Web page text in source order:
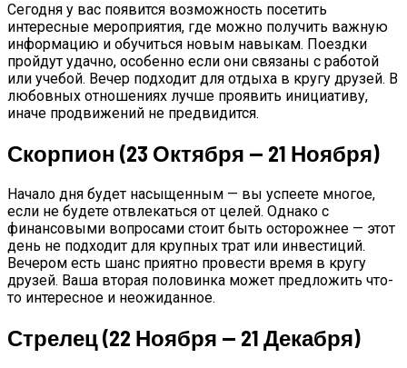
Сегодня у вас появится возможность посетить
интересные мероприятия, где можно получить важную
информацию и обучиться новым навыкам. Поездки
пройдут удачно, особенно если они связаны с работой
или учебой. Вечер подходит для отдыха в кругу друзей. В
любовных отношениях лучше проявить инициативу,
иначе продвижений не предвидится.
Скорпион (23 Октября — 21 Ноября)
Начало дня будет насыщенным — вы успеете многое,
если не будете отвлекаться от целей. Однако с
финансовыми вопросами стоит быть осторожнее — этот
день не подходит для крупных трат или инвестиций.
Вечером есть шанс приятно провести время в кругу
друзей. Ваша вторая половинка может предложить что-
то интересное и неожиданное.
Стрелец (22 Ноября — 21 Декабря)